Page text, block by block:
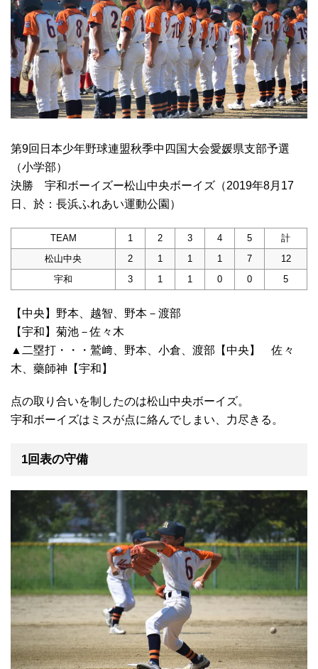
第9回日本少年野球連盟秋季中四国大会愛媛県支部予選
（小学部）
決勝 宇和ボーイズー松山中央ボーイズ（2019年8月17
日、於：長浜ふれあい運動公園）
TEAM 1 2 3 4 5
計
松山中央
2 1 1 1 7
12
宇和
3 1 1 0 0 5
【中央】野本、越智、野本－渡部
【宇和】菊池－佐々木
▲二塁打・・・鷲﨑、野本、小倉、渡部【中央】 佐々
木、藥師神【宇和】
点の取り合いを制したのは松山中央ボーイズ。
宇和ボーイズはミスが点に絡んでしまい、力尽きる。
1回表の守備